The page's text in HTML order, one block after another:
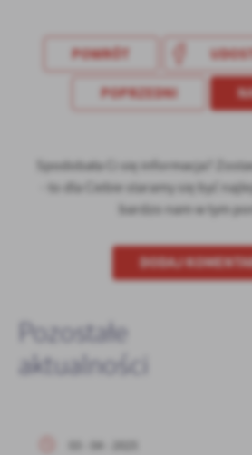
POWRÓT
POPRZEDNI
Spodobała Ci się informacja?
- to dla Ciebie staramy się być
bardzo nam w tym
DODAJ
Pozostałe
aktualności
03 - 04 - 2025